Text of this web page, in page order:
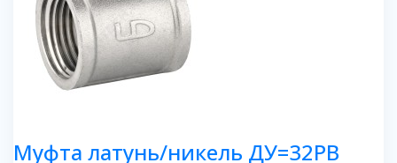
Муфта латунь/никель ДУ=32РВ